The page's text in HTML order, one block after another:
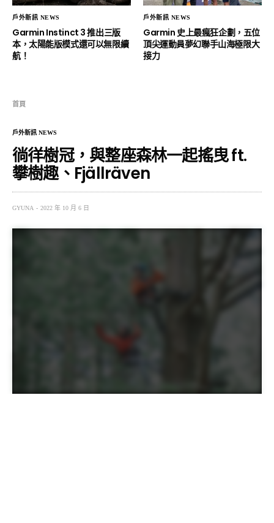
戶外新訊 NEWS
Garmin Instinct 3 推出三版
本，太陽能版模式還可以無限續
航！
戶外新訊 NEWS
Garmin 史上最瘋狂企劃，五位
頂尖運動員夢幻聯手山海極限大
接力
首頁
戶外新訊 NEWS
徜徉樹冠，與整座森林一起搖曳 ft.
攀樹趣、Fjällräven
GYUNA 2022 年 10 月 6 日